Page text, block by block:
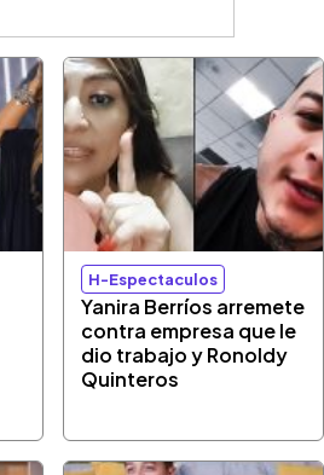
H-Espectaculos
Yanira Berríos arremete
contra empresa que le
dio trabajo y Ronoldy
Quinteros